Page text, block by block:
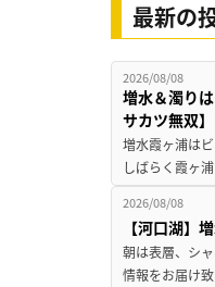
最新の
2026/08/08
増水＆濁り
サカツ無双】
増水霞ヶ浦は
しばらく霞ヶ
2026/08/08
【河口湖】
朝は表層、シ
情報をお届け